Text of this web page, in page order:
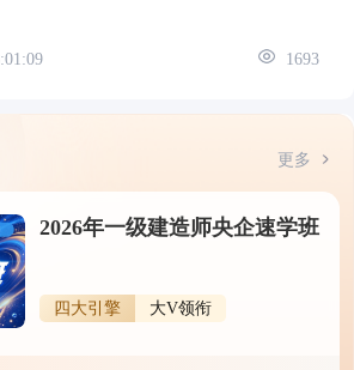
1693
更多
2026年一级建造师央企速学班
四大引擎 大V领衔